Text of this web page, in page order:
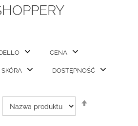
CENA
SKÓRA DOSTĘPNOŚĆ